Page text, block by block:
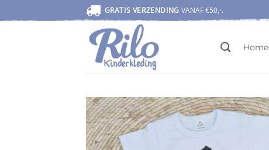
naar
GRATIS VERZENDING VANAF €50,-.
Home